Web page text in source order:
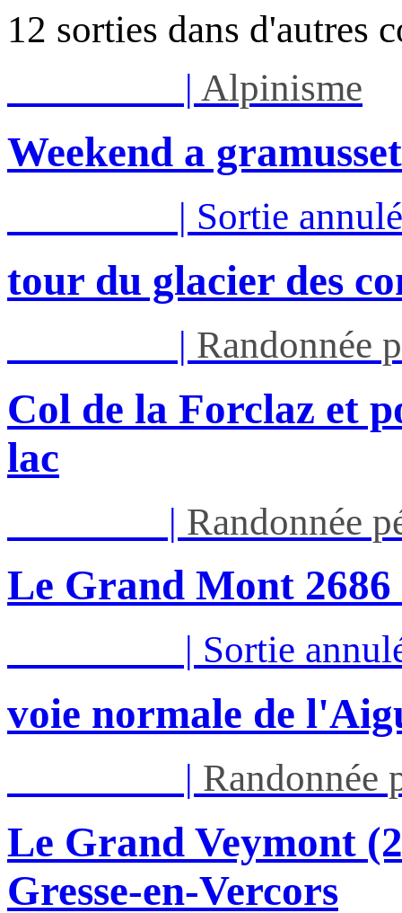
12 sorties dans d'autres
| Alpinisme
Weekend a gramusset
| Sortie
tour du glacier des
| Randonnée
Col de la Forclaz et
lac
| Randonnée
Le Grand Mont
| Sortie
voie normale de
| Randonnée
Le Grand Veymont
Gresse-en-Vercors